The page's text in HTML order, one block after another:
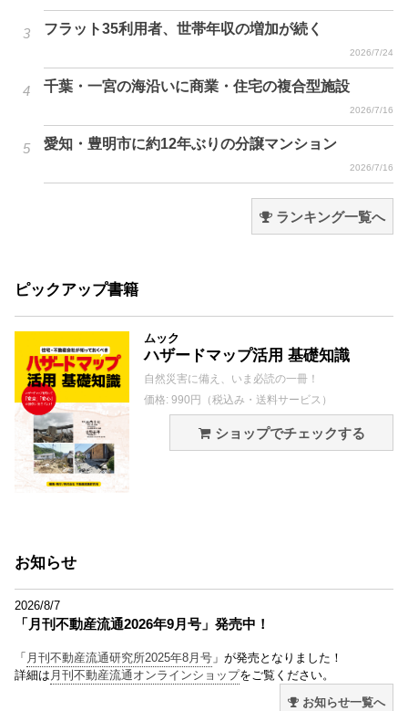
フラット35利用者、世帯年収の増加が続く
2026/7/24
千葉・一宮の海沿いに商業・住宅の複合型施設
2026/7/16
愛知・豊明市に約12年ぶりの分譲マンション
2026/7/16
ランキング一覧へ
ピックアップ書籍
ムック
ハザードマップ活用 基礎知識
自然災害に備え、いま必読の一冊！
価格: 990円（税込み・送料サービス）
ショップでチェックする
お知らせ
2026/8/7
「月刊不動産流通2026年9月号」発売中！
「 月刊不動産流通研究所2025年8月号 」が発売となりました！
詳細は 月刊不動産流通オンラインショップをご覧ください。
お知らせ一覧へ